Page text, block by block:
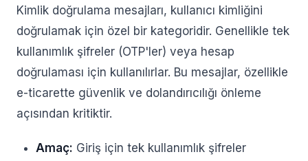
Kimlik doğrulama mesajları, kullanıcı kimliğini
doğrulamak için özel bir kategoridir. Genellikle tek
kullanımlık şifreler (OTP'ler) veya hesap
doğrulaması için kullanılırlar. Bu mesajlar, özellikle
e-ticarette güvenlik ve dolandırıcılığı önleme
açısından kritiktir.
Amaç: Giriş için tek kullanımlık şifreler